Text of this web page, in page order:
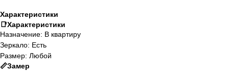
Характеристики
📑Характеристики
Назначение: В квартиру
Зеркало: Есть
Размер: Любой
📏Замер